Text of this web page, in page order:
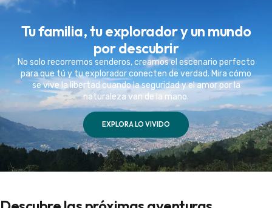
Tu familia, tu explorador y un mundo
por descubrir
No solo recorremos senderos, creamos el escenario perfecto
para que tú y tu explorador conecten de verdad. Mira cómo
se vive la libertad cuando la seguridad y el amor por la
naturaleza van de la mano.
EXPLORA LO VIVIDO